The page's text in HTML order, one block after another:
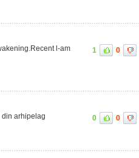
l-am
1 0
din arhipelag 0 0